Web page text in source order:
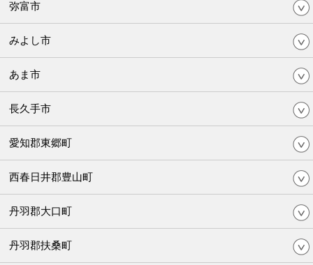
弥富市
みよし市
あま市
長久手市
愛知郡東郷町
西春日井郡豊山町
丹羽郡大口町
丹羽郡扶桑町